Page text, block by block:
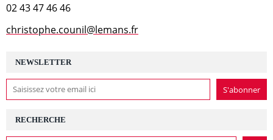
NEWSLETTER
RECHERCHE
02 43 47 46 46
christophe.counil@lemans.fr